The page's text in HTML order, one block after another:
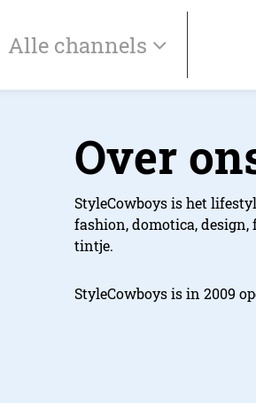
Alle channels
Over
StyleCowboys is het
fashion, domotica, design,
tintje.
StyleCowboys is in 2009